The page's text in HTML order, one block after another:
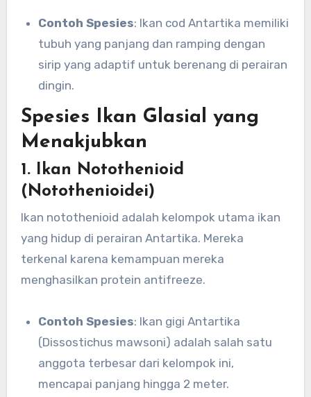
Contoh Spesies: Ikan cod Antartika memiliki
tubuh yang panjang dan ramping dengan
sirip yang adaptif untuk berenang di perairan
dingin.
Spesies Ikan Glasial yang
Menakjubkan
1. Ikan Notothenioid
(Notothenioidei)
Ikan notothenioid adalah kelompok utama ikan
yang hidup di perairan Antartika. Mereka
terkenal karena kemampuan mereka
menghasilkan protein antifreeze.
Contoh Spesies: Ikan gigi Antartika
(Dissostichus mawsoni) adalah salah satu
anggota terbesar dari kelompok ini,
mencapai panjang hingga 2 meter.